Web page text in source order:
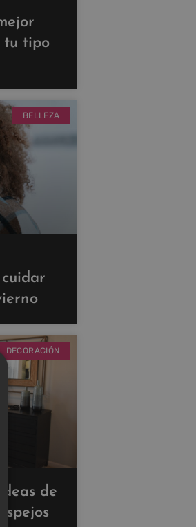
tu tipo
BELLEZA
DECORACIÓN
de